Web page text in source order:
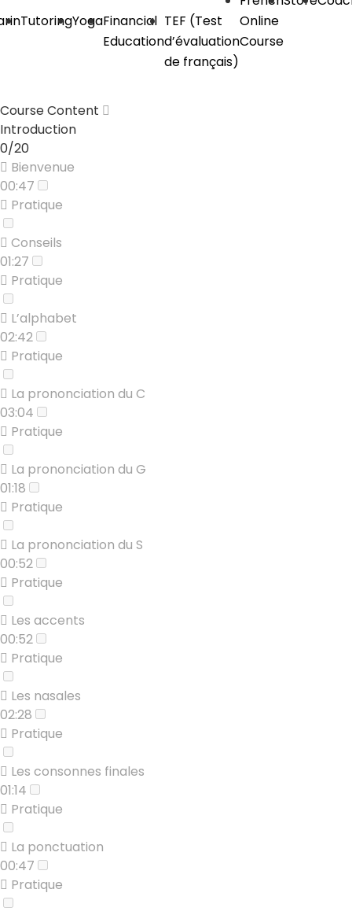
TutoringYogaFinancial
Education
TEF (Test
d’évaluation
de français)
Online
Course
Course Content
Introduction
0/20
Bienvenue
00:47
Pratique
Conseils
01:27
Pratique
L’alphabet
02:42
Pratique
La prononciation du C
03:04
Pratique
La prononciation du G
01:18
Pratique
La prononciation du S
00:52
Pratique
Les accents
00:52
Pratique
Les nasales
02:28
Pratique
Les consonnes finales
01:14
Pratique
La ponctuation
00:47
Pratique